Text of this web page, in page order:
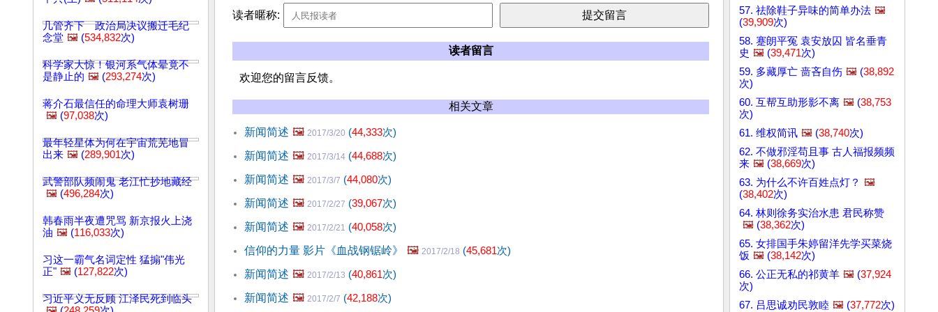
几管齐下 政治局决议搬迁毛纪
念堂 🖼️ (534,832次)
科学家大惊！银河系气体晕竟不
是静止的 🖼️ (293,274次)
蒋介石最信任的命理大师袁树珊
🖼️ (97,038次)
最年轻星体为何在宇宙荒芜地冒
出来 🖼️ (289,901次)
武警部队频闹鬼 老江忙抄地藏经
🖼️ (496,284次)
韩春雨半夜遭咒骂 新京报火上浇
油 🖼️ (116,033次)
习这一霸气名词定性 猛搧"伟光
正" 🖼️ (127,822次)
习近平义无反顾 江泽民死到临头
读者暱称:
读者留言
欢迎您的留言反馈。
相关文章
新闻简述 🖼️ 2017/3/20 (44,333次)
新闻简述 🖼️ 2017/3/14 (44,688次)
新闻简述 🖼️ 2017/3/7 (44,080次)
新闻简述 🖼️ 2017/2/27 (39,067次)
新闻简述 🖼️ 2017/2/21 (40,058次)
信仰的力量 影片《血战钢锯岭》
🖼️ 2017/2/18 (45,681次)
新闻简述 🖼️ 2017/2/13 (40,861次)
新闻简述 🖼️ 2017/2/7 (42,188次)
57. 祛除鞋子异味的简单办法 🖼️
(39,909次)
58. 蹇朗平冤 袁安放囚 皆名垂青
史 🖼️ (39,471次)
59. 多藏厚亡 啬吝自伤 🖼️ (38,892
次)
60. 互帮互助形影不离 🖼️ (38,753
次)
61. 维权简讯 🖼️ (38,740次)
62. 不做邪淫苟且事 古人福报频频
来 🖼️ (38,669次)
63. 为什么不许百姓点灯？ 🖼️
(38,402次)
64. 林则徐务实治水患 君民称赞
🖼️ (38,362次)
65. 女排国手朱婷留洋先学买菜烧
饭 🖼️ (38,142次)
66. 公正无私的祁黄羊 🖼️ (37,924
次)
67. 吕思诚劝民敦睦 🖼️ (37,772次)